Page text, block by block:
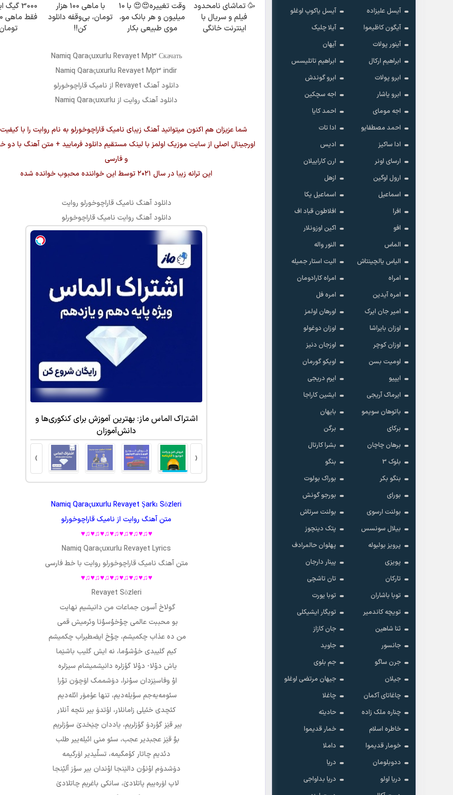
آیسل علیزاده
آیسل یاکوپ اوغلو
آیگون کاظیموا
آیلا چلیک
آینور پولات
آیهان
ابراهیم ارکال
ابراهیم تاتلیسس
ابرو پولات
ابرو گوندش
ابرو یاشار
اجه سچکین
اجه مومای
احمد کایا
احمد مصطفایو
ادا تات
ادا ساکیز
ادیس
ارسای اونر
ارن کاراییلان
ارول اوگین
ازهل
اسماعیل
اسماعیل یکا
افرا
افلاطون قباد اف
افو
اکین اوزونلار
الماس
النور واله
الیاس یالچینتاش
الیت استار جمیله
امراه
امراه کارادومان
امره آیدین
امره فل
امیر جان ایرک
اورهان اولمز
اوزان بایراشا
اوزان دوغولو
اوزان کوچر
اوزجان دنیز
اومیت بسن
اویکو گورمان
ایپیو
ایرم دریجی
ایرماک آریجی
ایشین کاراجا
باتوهان سویمو
بایهان
برکای
برگن
برهان چاچان
بشرا کارتال
بلوک 3
بنگو
بنگو بکر
بوراک بولوت
بورای
بورجو گونش
بولنت ارسوی
بولنت سرتاش
بیلال سونسس
پتک دینچوز
پرویز بولبوله
پهلوان حالمرادف
پویزی
پینار دارجان
تارکان
تان تاشچی
توبا باشاران
توبا یورت
تویچه کاندمیر
تویگار ایشیکلی
ثنا شاهین
جان کازاز
جانسور
جاوید
جرن ساگو
جم بلوی
جیلان
جیهان مرتضی اوغلو
چاغاتای آکمان
چاغلا
چناره ملک زاده
حادیثه
خاطره اسلام
خمار قدیموا
خومار قدیموا
داملا
ددوبلومان
دریا
دریا اولو
دریا بداواجی
🥳 تماشای نامحدود
فیلم و سریال با
اینترنت خانگی
وقت تغییره😍😍 با 10
میلیون و هر بانک مو،
موی طبیعی بکار
با ماهی 100 هزار
تومان، بی‌وقفه دانلود
کن!!
3000
Namiq Qaraçuxurlu Revayet Mp3 Скачать
Namiq Qaraçuxurlu Revayet Mp3 indir
دانلود آهنگ Revayet از نامیک قاراچوخورلو
دانلود آهنگ روایت از Namiq Qaraçuxurlu
شما عزیزان هم اکنون میتوانید آهنگ زیبای نامیک قاراچوخورلو به نام روایت
اورجینال اصلی از سایت موزیک اولمز با لینک مستقیم دانلود فرمایید + متن آهنگ با دو
و فارسی
این ترانه زیبا در سال ۲۰۲۱ توسط این خواننده محبوب خوانده شده
دانلود آهنگ نامیک قاراچوخورلو روایت
دانلود آهنگ روایت نامیک قاراچوخورلو
کاشت موی طبیعی با مشاوره رایگان و ضمانت کتبی
اشتراک الماس ماز: بهترین آموزش برای کنکوری‌ها و
دانش‌آموزان
‹
›
Namiq Qaraçuxurlu Revayet Şarkı Sözleri
متن آهنگ روایت ازنامیک قاراچوخورلو
♥♫♥♫♥♫♥♫♥♫♥♫♥♫♥
Namiq Qaraçuxurlu Revayet Lyrics
متن آهنگ نامیک قاراچوخورلو روایت با خط فارسی
♥♫♥♫♥♫♥♫♥♫♥♫♥♫♥
Revayet Sözleri
گولاخ آسون جماعات من دانیشیم نهایت
بو محببت عالمی چوْخۇسۇنا وئرمیش قمی
من ده عذاب چکمیشم، چوْخ ایضطیراب چکمیشم
کیم گلیبدی خوْشۇما، نه ایش گلیب باشێما
یاش دوْلا- دوْلا گؤزلره دانیشمیشام سیزلره
اوْ وفاسێزدان سوْنرا، دۆشممک اۆچۆن توْرا
سئومه‌یه‌جم سؤیله‌دیم، تنها عؤمۆر ائله‌دیم
کئچدی خئیلی زامانلار، اؤتدۆ بیر نئچه آنلار
بیر قێز گؤردۆ گؤزلریم، یاددان چێخدێ سؤزلریم
بۇ قێز عجبدیر عجب، سئو منی ائیله‌ییر طلب
دئدیم چاتار کؤمگیمه، تسلّیدیر اۆرگیمه
دۆشدۆم اوْنۇن دالێنجا اوْندان بیر سؤز آلیْنجا
لاپ اۆره‌ییم پاتلادێ، سانکی باغریم چاتلادێ